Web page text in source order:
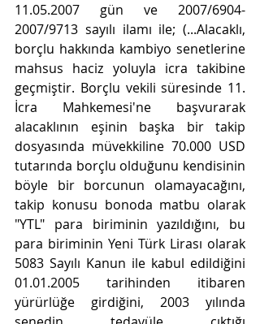
11.05.2007 gün ve 2007/6904-
2007/9713 sayılı ilamı ile; (...Alacaklı,
borçlu hakkında kambiyo senetlerine
mahsus haciz yoluyla icra takibine
geçmiştir. Borçlu vekili süresinde 11.
İcra Mahkemesi'ne başvurarak
alacaklının eşinin başka bir takip
dosyasında müvekkiline 70.000 USD
tutarında borçlu olduğunu kendisinin
böyle bir borcunun olamayacağını,
takip konusu bonoda matbu olarak
"YTL" para biriminin yazıldığını, bu
para biriminin Yeni Türk Lirası olarak
5083 Sayılı Kanun ile kabul edildiğini
01.01.2005 tarihinden itibaren
yürürlüğe girdiğini, 2003 yılında